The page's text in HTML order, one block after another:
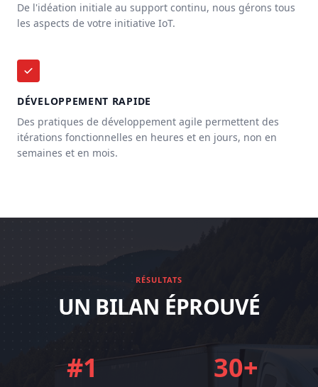
De l'idéation initiale au support continu, nous gérons tous
les aspects de votre initiative IoT.
DÉVELOPPEMENT RAPIDE
Des pratiques de développement agile permettent des
itérations fonctionnelles en heures et en jours, non en
semaines et en mois.
RÉSULTATS
UN BILAN ÉPROUVÉ
#1 30+